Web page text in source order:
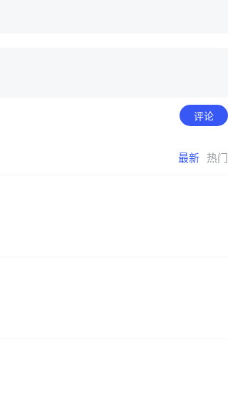
评论
最新 热门